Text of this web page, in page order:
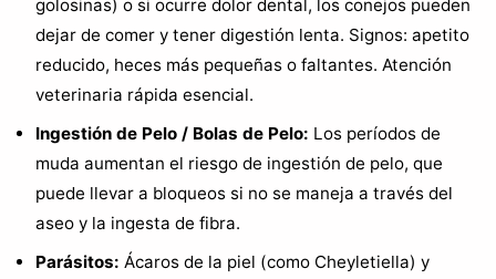
golosinas) o si ocurre dolor dental, los conejos pueden
dejar de comer y tener digestión lenta. Signos: apetito
reducido, heces más pequeñas o faltantes. Atención
veterinaria rápida esencial.
Ingestión de Pelo / Bolas de Pelo: Los períodos de
muda aumentan el riesgo de ingestión de pelo, que
puede llevar a bloqueos si no se maneja a través del
aseo y la ingesta de fibra.
Parásitos: Ácaros de la piel (como Cheyletiella) y